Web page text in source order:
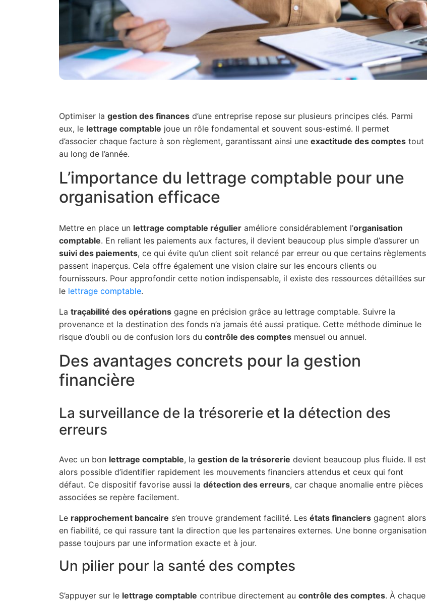
Optimiser la gestion des finances d’une entreprise repose sur plusieurs principes clés. Parmi
eux, le lettrage comptable joue un rôle fondamental et souvent sous-estimé. Il permet
d’associer chaque facture à son règlement, garantissant ainsi une exactitude des comptes tout
au long de l’année.
L’importance du lettrage comptable pour une
organisation efficace
Mettre en place un lettrage comptable régulier améliore considérablement l’organisation
comptable. En reliant les paiements aux factures, il devient beaucoup plus simple d’assurer un
suivi des paiements, ce qui évite qu’un client soit relancé par erreur ou que certains règlements
passent inaperçus. Cela offre également une vision claire sur les encours clients ou
fournisseurs. Pour approfondir cette notion indispensable, il existe des ressources détaillées sur
le lettrage comptable.
La traçabilité des opérations gagne en précision grâce au lettrage comptable. Suivre la
provenance et la destination des fonds n’a jamais été aussi pratique. Cette méthode diminue le
risque d’oubli ou de confusion lors du contrôle des comptes mensuel ou annuel.
Des avantages concrets pour la gestion
financière
La surveillance de la trésorerie et la détection des
erreurs
Avec un bon lettrage comptable, la gestion de la trésorerie devient beaucoup plus fluide. Il est
alors possible d’identifier rapidement les mouvements financiers attendus et ceux qui font
défaut. Ce dispositif favorise aussi la détection des erreurs, car chaque anomalie entre pièces
associées se repère facilement.
Le rapprochement bancaire s’en trouve grandement facilité. Les états financiers gagnent alors
en fiabilité, ce qui rassure tant la direction que les partenaires externes. Une bonne organisation
passe toujours par une information exacte et à jour.
Un pilier pour la santé des comptes
S’appuyer sur le lettrage comptable contribue directement au contrôle des comptes. À chaque